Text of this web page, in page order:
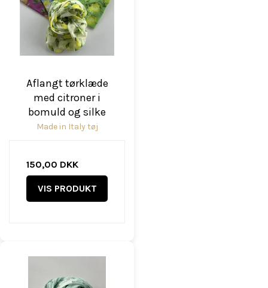
Aflangt tørklæde
med citroner i
bomuld og silke
Made in Italy tøj
150,00 DKK
VIS PRODUKT